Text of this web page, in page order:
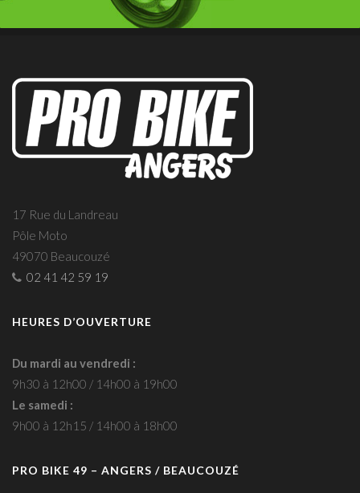
17 Rue du Landreau
Pôle Moto
49070 Beaucouzé
02 41 42 59 19
HEURES D’OUVERTURE
Du mardi au vendredi :
9h30 à 12h00 / 14h00 à 19h00
Le samedi :
9h00 à 12h15 / 14h00 à 18h00
PRO BIKE 49 – ANGERS / BEAUCOUZÉ